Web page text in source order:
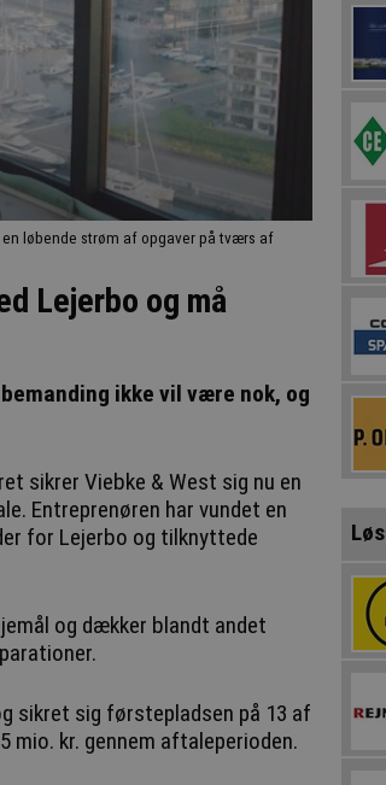
løbende strøm af opgaver på tværs af
Lejerbo og må
ikke vil være nok, og
sikrer Viebke & West sig nu en
Entreprenøren har vundet en
for Lejerbo og tilknyttede
og dækker blandt andet
sikret sig førstepladsen på 13 af
kr. gennem aftaleperioden.